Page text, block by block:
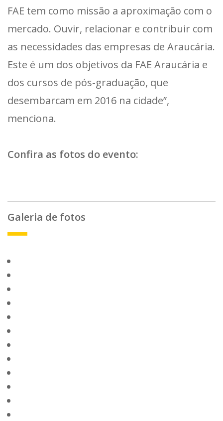
FAE tem como missão a aproximação com o
mercado. Ouvir, relacionar e contribuir com
as necessidades das empresas de Araucária.
Este é um dos objetivos da FAE Araucária e
dos cursos de pós-graduação, que
desembarcam em 2016 na cidade”,
menciona.
Confira as fotos do evento:
Galeria de fotos